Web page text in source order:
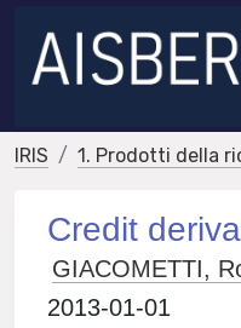
IRIS 1. Prodotti della
Credit
GIACOMETTI,
2013-01-01